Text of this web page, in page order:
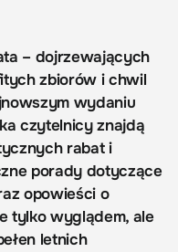
– dojrzewających
zbiorów i chwil
wydaniu
czytelnicy znajdą
rabat i
porady dotyczące
opowieści o
tylko wyglądem, ale
letnich